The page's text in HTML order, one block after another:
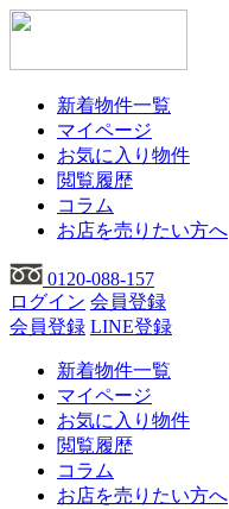
新着物件一覧
マイページ
お気に入り物件
閲覧履歴
コラム
お店を売りたい方へ
0120-088-157
ログイン 会員登録
会員登録 LINE登録
新着物件一覧
マイページ
お気に入り物件
閲覧履歴
コラム
お店を売りたい方へ